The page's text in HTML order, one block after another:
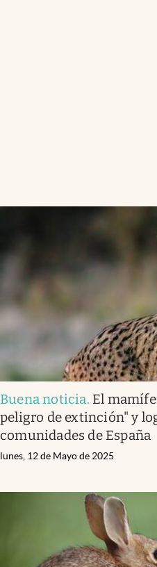
Buena noticia. El
peligro de extinción" y
comunidades de España
lunes, 12 de Mayo de 2025